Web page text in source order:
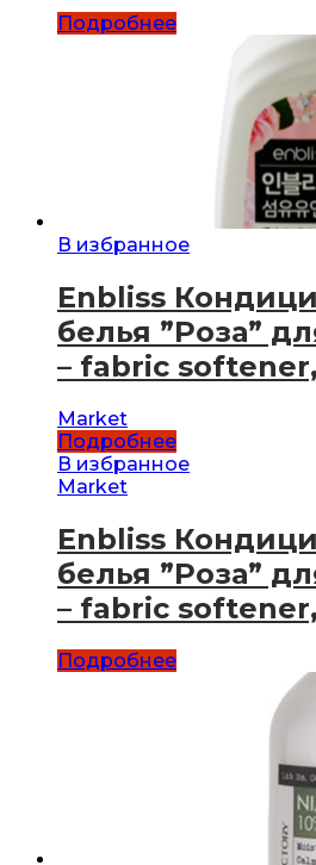
Подробнее
В избранное
Enbliss
белья ”Роза”
– fabric
Market
Подробнее
В избранное
Market
Enbliss
белья ”Роза”
– fabric
Подробнее